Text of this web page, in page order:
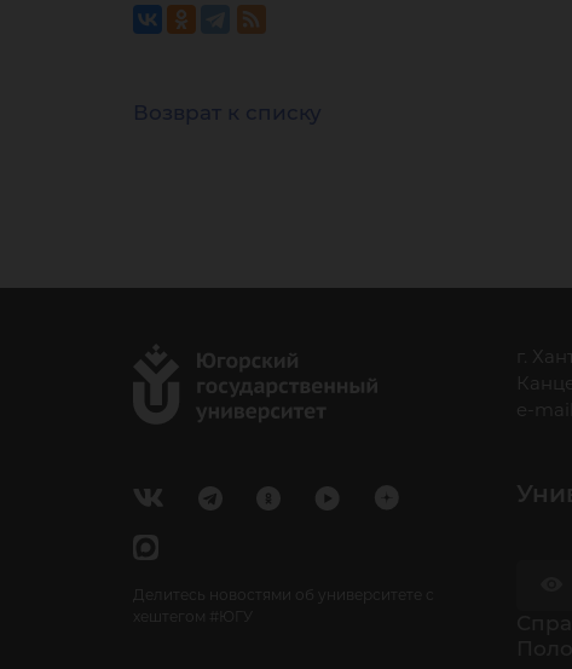
Возврат к списку
Делитесь новостями об университете с
хештегом #ЮГУ
г.
e-mail: